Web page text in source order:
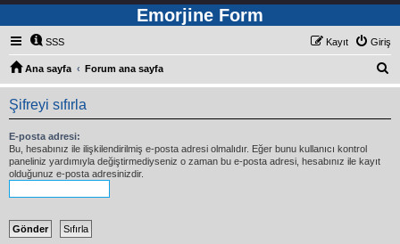
Emorjine Form
SSS Giriş
Kayıt
Ana sayfa Forum ana sayfa
r
Şifreyi sıfırla
E-posta adresi:
Bu, hesabınız ile ilişkilendirilmiş e-posta adresi olmalıdır. Eğer bunu kullanıcı kontrol
paneliniz yardımıyla değiştirmediyseniz o zaman bu e-posta adresi, hesabınız ile kayıt
olduğunuz e-posta adresinizdir.